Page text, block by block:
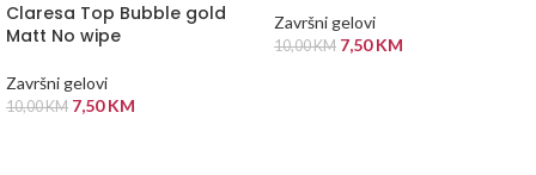
Claresa Top Bubble gold
Matt No wipe
Završni gelovi
10,00KM 7,50KM
Završni gelovi
10,00KM 7,50KM